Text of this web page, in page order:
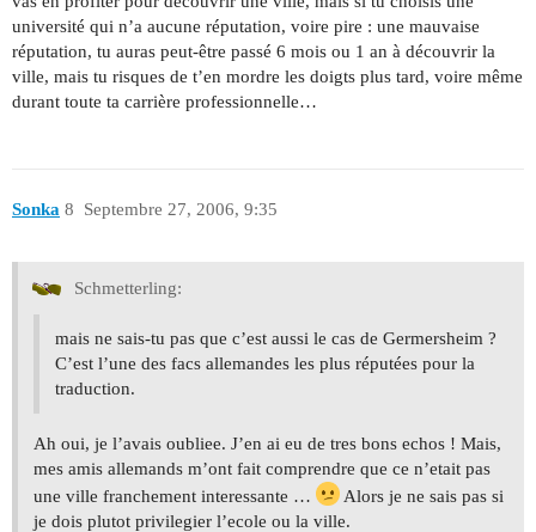
université qui n’a aucune réputation, voire pire : une mauvaise
réputation, tu auras peut-être passé 6 mois ou 1 an à découvrir la
ville, mais tu risques de t’en mordre les doigts plus tard, voire même
durant toute ta carrière professionnelle…
Sonka Septembre 27, 2006, 9:35
8
Schmetterling:
mais ne sais-tu pas que c’est aussi le cas de Germersheim ?
C’est l’une des facs allemandes les plus réputées pour la
traduction.
Ah oui, je l’avais oubliee. J’en ai eu de tres bons echos ! Mais,
mes amis allemands m’ont fait comprendre que ce n’etait pas
une ville franchement interessante …
Alors je ne sais pas si
je dois plutot privilegier l’ecole ou la ville.